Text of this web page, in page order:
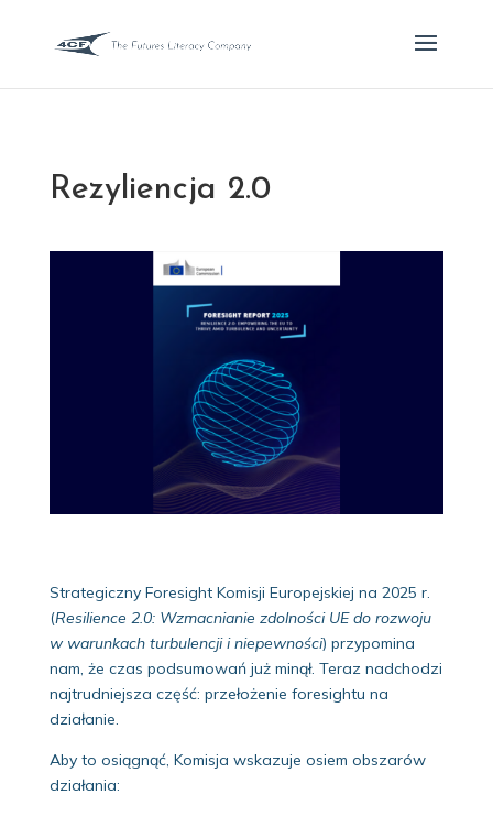
Rezyliencja 2.0
Strategiczny Foresight Komisji Europejskiej na 2025 r.
(Resilience 2.0: Wzmacnianie zdolności UE do rozwoju
w warunkach turbulencji i niepewności) przypomina
nam, że czas podsumowań już minął. Teraz nadchodzi
najtrudniejsza część: przełożenie foresightu na
działanie.
Aby to osiągnąć, Komisja wskazuje osiem obszarów
działania: